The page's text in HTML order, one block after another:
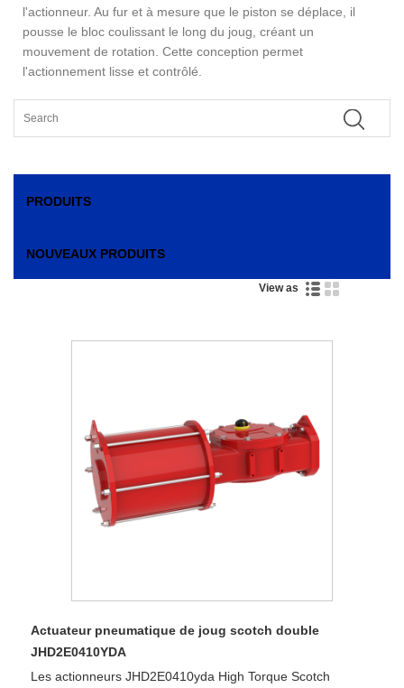
l'actionneur. Au fur et à mesure que le piston se déplace, il
pousse le bloc coulissant le long du joug, créant un
mouvement de rotation. Cette conception permet
l'actionnement lisse et contrôlé.
PRODUITS
NOUVEAUX PRODUITS
View as
Actuateur pneumatique de joug scotch double
JHD2E0410YDA
Les actionneurs JHD2E0410yda High Torque Scotch